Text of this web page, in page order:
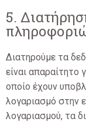
5.
Διατηρούμε τα
είναι απαραίτητο
οποίο έχουν
λογαριασμό στην
λογαριασμού, τα